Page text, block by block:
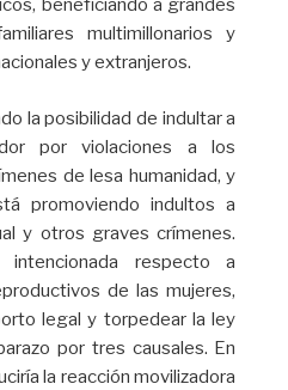
beneficiando a grandes
multimillonarios y
y extranjeros.
la posibilidad de indultar a
por violaciones a los
de lesa humanidad, y
promoviendo indultos a
y otros graves crímenes.
intencionada respecto a
de las mujeres,
legal y torpedear la ley
por tres causales. En
la reacción movilizadora